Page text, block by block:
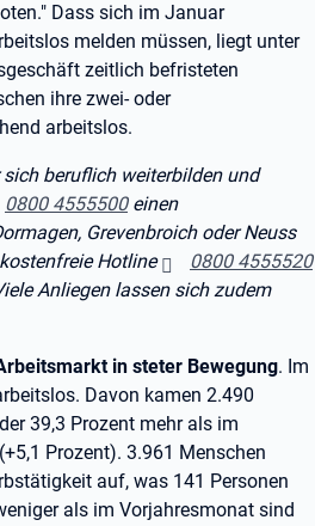
Dass sich im Januar
melden müssen, liegt unter
zeitlich befristeten
ihre zwei- oder
arbeitslos.
beruflich weiterbilden und
0800 4555500einen
Grevenbroich oder Neuss
Hotline
0800 4555520
Anliegen lassen sich zudem
in steter Bewegung. Im
Davon kamen 2.490
39,3 Prozent mehr als im
Prozent). 3.961 Menschen
auf, was 141 Personen
als im Vorjahresmonat sind